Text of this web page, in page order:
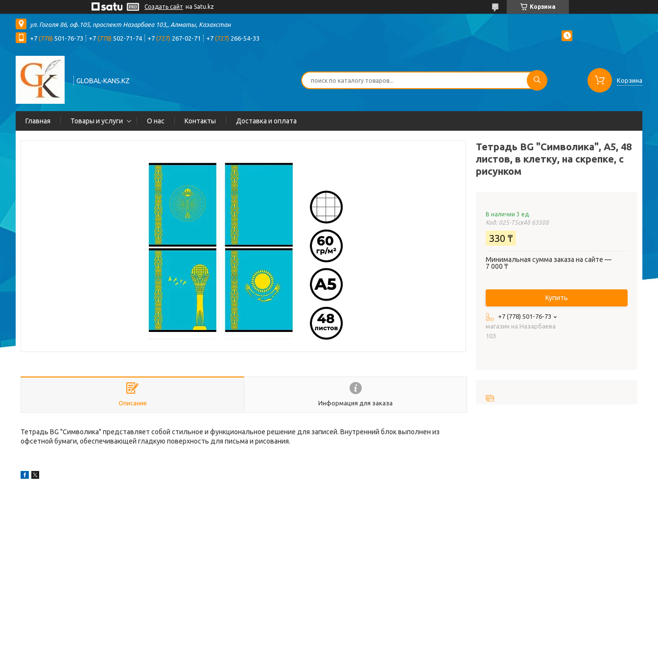
Создать сайт на Satu.kz Корзина
ул. Гоголя 86, оф.105, проспект Назарбаеа 103,, Алматы, Казахстан
+7 (778) 501-76-73 +7 (778) 502-71-74 +7 (727) 267-02-71 +7 (727) 266-54-33
GLOBAL-KANS.KZ Корзина
Главная Товары и услуги О нас Контакты Доставка и оплата
Описание Информация для заказа
Тетрадь BG "Символика" представляет собой стильное и функциональное решение для записей. Внутренний блок выполнен из
офсетной бумаги, обеспечивающей гладкую поверхность для письма и рисования.
Тетрадь BG "Символика", A5, 48
листов, в клетку, на скрепке, с
рисунком
В наличии 3 ед.
Код: 025-Т5ск48 63508
330 ₸
Минимальная сумма заказа на сайте —
7 000 ₸
Купить
+7 (778) 501-76-73
магазин на Назарбаева
103